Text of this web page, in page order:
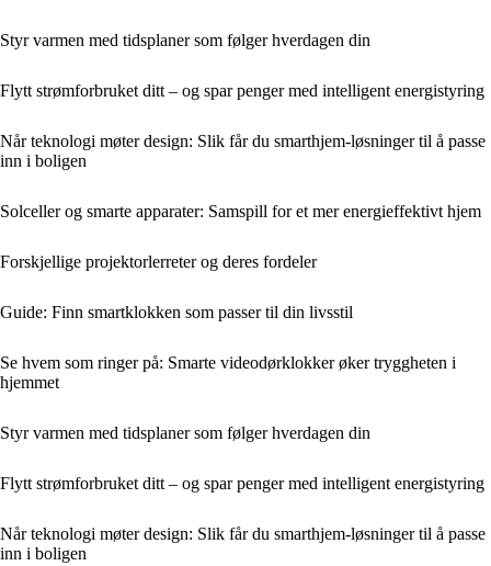
Styr varmen med tidsplaner som følger hverdagen din
Flytt strømforbruket ditt – og spar penger med intelligent energistyring
Når teknologi møter design: Slik får du smarthjem‑løsninger til å passe
inn i boligen
Solceller og smarte apparater: Samspill for et mer energieffektivt hjem
Forskjellige projektorlerreter og deres fordeler
Guide: Finn smartklokken som passer til din livsstil
Se hvem som ringer på: Smarte videodørklokker øker tryggheten i
hjemmet
Styr varmen med tidsplaner som følger hverdagen din
Flytt strømforbruket ditt – og spar penger med intelligent energistyring
Når teknologi møter design: Slik får du smarthjem‑løsninger til å passe
inn i boligen